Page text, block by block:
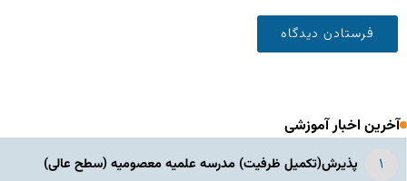
آخرین اخبار آموزشی
پذیرش(تکمیل ظرفیت) مدرسه علمیه معصومیه‌ (سطح عالی)